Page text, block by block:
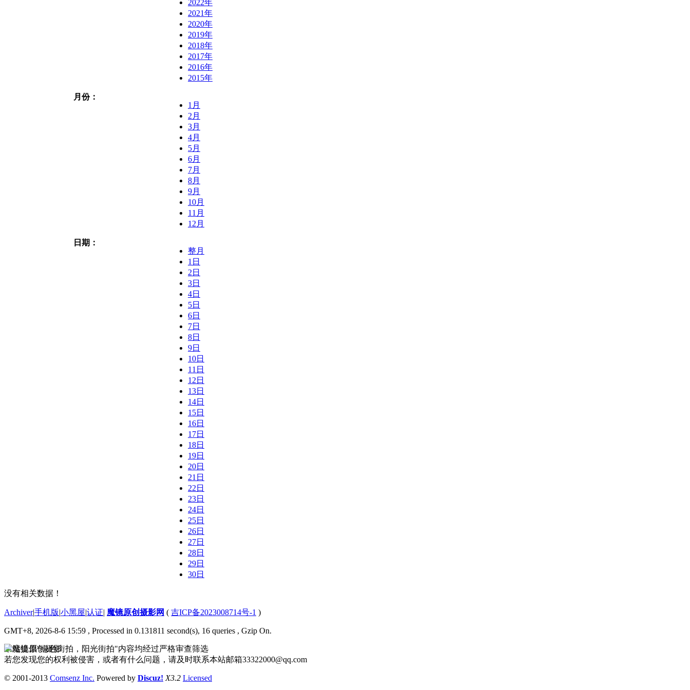
2022年
2021年
2020年
2019年
2018年
2017年
2016年
2015年
月份：
1月
2月
3月
4月
5月
6月
7月
8月
9月
10月
11月
12月
日期：
整月
1日
2日
3日
4日
5日
6日
7日
8日
9日
10日
11日
12日
13日
14日
15日
16日
17日
18日
19日
20日
21日
22日
23日
24日
25日
26日
27日
28日
29日
30日
没有相关数据！
Archiver|手机版|小黑屋|认证| 魔镜原创摄影网 ( 吉ICP备2023008714号-1 )
GMT+8, 2026-8-6 15:59 , Processed in 0.131811 second(s), 16 queries , Gzip On.
本站提倡"绿色街拍，阳光街拍"内容均经过严格审查筛选
若您发现您的权利被侵害，或者有什么问题，请及时联系本站邮箱33322000@qq.com
© 2001-2013 Comsenz Inc. Powered by Discuz! X3.2 Licensed